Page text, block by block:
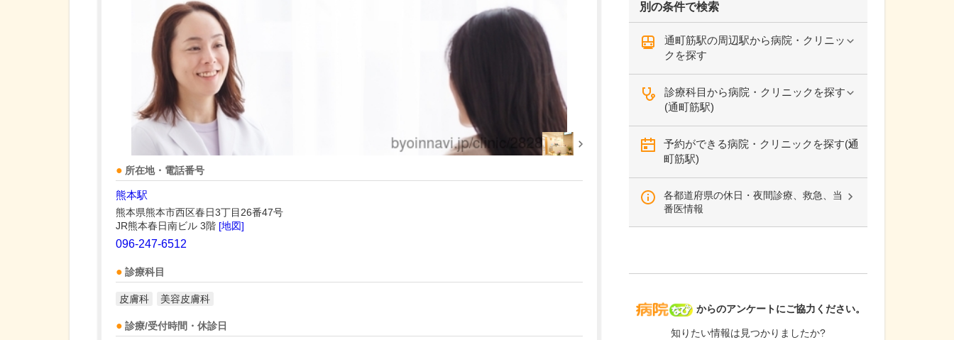
所在地・電話番号
熊本駅
熊本県熊本市西区春日3丁目26番47号
JR熊本春日南ビル 3階 [地図]
096-247-6512
診療科目
皮膚科 美容皮膚科
診療/受付時間・休診日
別の条件で検索
通町筋駅の周辺駅から病院・クリニッ
クを探す
診療科目から病院・クリニックを探す
(通町筋駅)
予約ができる病院・クリニックを探す(通
町筋駅)
各都道府県の休日・夜間診療、救急、当
番医情報
病院なび
からのアンケートにご協力ください。
知りたい情報は見つかりましたか?